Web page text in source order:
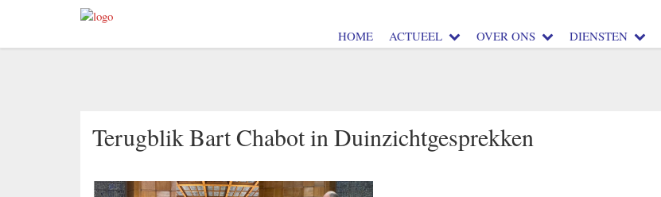
HOME ACTUEEL OVER ONS DIENSTEN
Terugblik Bart Chabot in Duinzichtgesprekken